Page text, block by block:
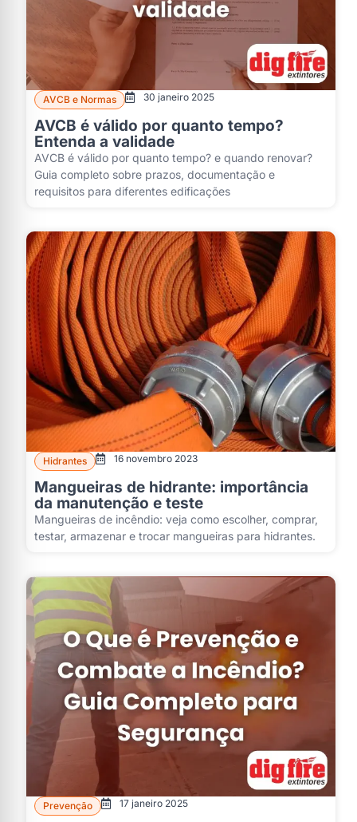
AVCB e Normas 30 janeiro 2025
AVCB é válido por quanto tempo?
Entenda a validade
AVCB é válido por quanto tempo? e quando renovar?
Guia completo sobre prazos, documentação e
requisitos para diferentes edificações
Hidrantes 16 novembro 2023
Mangueiras de hidrante: importância
da manutenção e teste
Mangueiras de incêndio: veja como escolher, comprar,
testar, armazenar e trocar mangueiras para hidrantes.
Prevenção 17 janeiro 2025